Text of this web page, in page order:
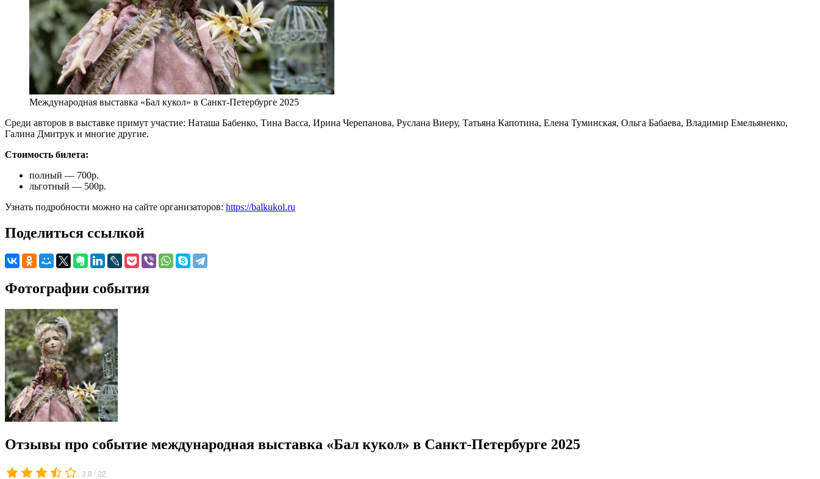
Международная выставка «Бал кукол» в Санкт-Петербурге 2025
Среди авторов в выставке примут участие: Наташа Бабенко, Тина Васса, Ирина Черепанова, Руслана Виеру, Татьяна Капотина, Елена Туминская, Ольга Бабаева, Владимир Емельяненко,
Галина Дмитрук и многие другие.
Стоимость билета:
полный — 700р.
льготный — 500р.
Узнать подробности можно на сайте организаторов: https://balkukol.ru
Поделиться ссылкой
Фотографии события
Отзывы про событие международная выставка «Бал кукол» в Санкт-Петербурге 2025
3.8 /22